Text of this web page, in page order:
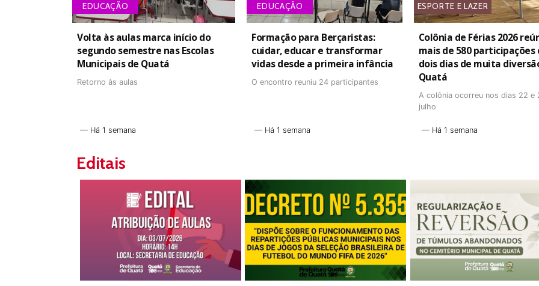
EDUCAÇÃO
Volta às aulas marca início do
segundo semestre nas Escolas
Municipais de Quatá
Retorno às aulas
Há 1 semana
EDUCAÇÃO
Formação para Berçaristas:
cuidar, educar e transformar
vidas desde a primeira infância
O encontro reuniu 24 participantes
Há 1 semana
ESPORTE E LAZER
Colônia de Férias 2026
mais de 580 participações
dois dias de muita
Quatá
A colônia ocorreu nos dias 22 e
julho
Há 1 semana
Editais